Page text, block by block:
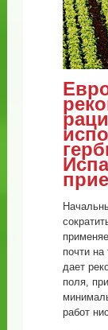
почти
дает
поля,
работ